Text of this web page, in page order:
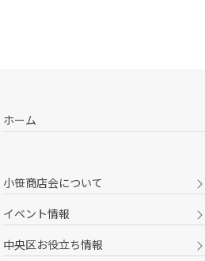
ホーム
小笹商店会について
イベント情報
中央区お役立ち情報